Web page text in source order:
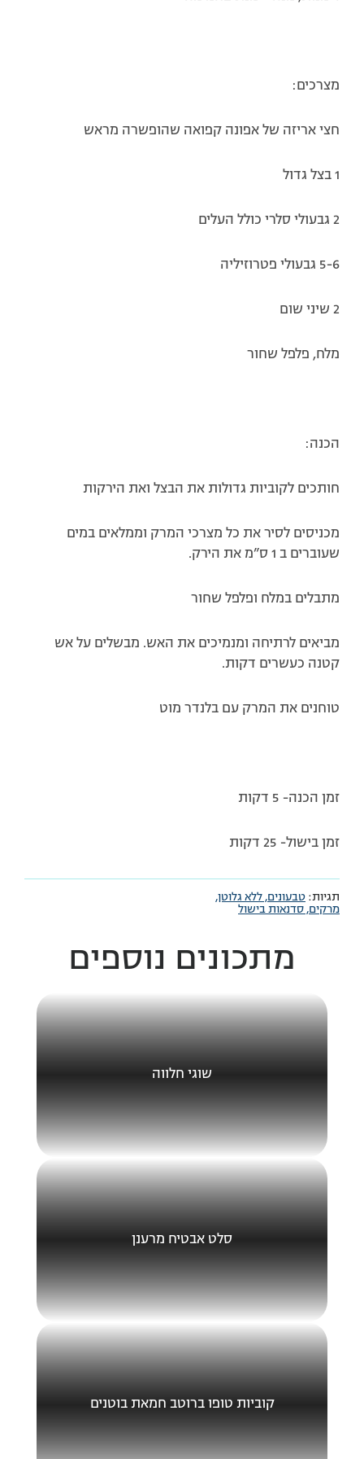
מצרכים:
חצי אריזה של אפונה קפואה שהופשרה מראש
1 בצל גדול
2 גבעולי סלרי כולל העלים
5-6 גבעולי פטרוזיליה
2 שיני שום
מלח, פלפל שחור
הכנה:
חותכים לקוביות גדולות את הבצל ואת הירקות
מכניסים לסיר את כל מצרכי המרק וממלאים במים
שעוברים ב 1 ס”מ את הירק.
מתבלים במלח ופלפל שחור
מביאים לרתיחה ומנמיכים את האש. מבשלים על אש
קטנה כעשרים דקות.
טוחנים את המרק עם בלנדר מוט
זמן הכנה- 5 דקות
זמן בישול- 25 דקות
תגיות: טבעונים,ללא גלוטן,
מרקים,סדנאות בישול
מתכונים נוספים
שוגי חלווה
סלט אבטיח מרענן
קוביות טופו ברוטב חמאת בוטנים